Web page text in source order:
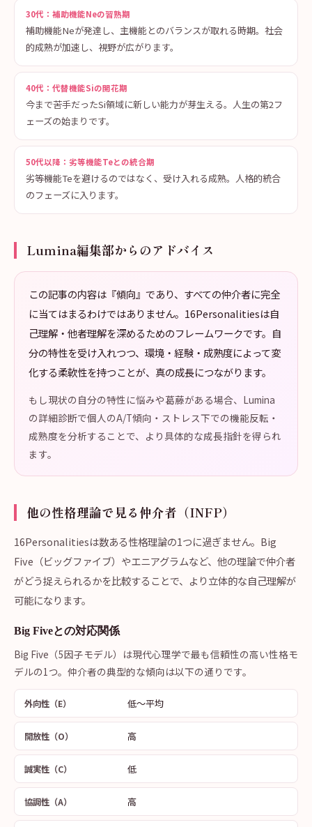
30代：補助機能Neの習熟期
補助機能Neが発達し、主機能とのバランスが取れる時期。社会
的成熟が加速し、視野が広がります。
40代：代替機能Siの開花期
今まで苦手だったSi領域に新しい能力が芽生える。人生の第2フ
ェーズの始まりです。
50代以降：劣等機能Teとの統合期
劣等機能Teを避けるのではなく、受け入れる成熟。人格的統合
のフェーズに入ります。
Lumina編集部からのアドバイス
この記事の内容は『傾向』であり、すべての仲介者に完全
に当てはまるわけではありません。16Personalitiesは自
己理解・他者理解を深めるためのフレームワークです。自
分の特性を受け入れつつ、環境・経験・成熟度によって変
化する柔軟性を持つことが、真の成長につながります。
もし現状の自分の特性に悩みや葛藤がある場合、Lumina
の詳細診断で個人のA/T傾向・ストレス下での機能反転・
成熟度を分析することで、より具体的な成長指針を得られ
ます。
他の性格理論で見る仲介者（INFP）
16Personalitiesは数ある性格理論の1つに過ぎません。Big
Five（ビッグファイブ）やエニアグラムなど、他の理論で仲介者
がどう捉えられるかを比較することで、より立体的な自己理解が
可能になります。
Big Fiveとの対応関係
Big Five（5因子モデル）は現代心理学で最も信頼性の高い性格モ
デルの1つ。仲介者の典型的な傾向は以下の通りです。
外向性（E） 低〜平均
開放性（O） 高
誠実性（C） 低
協調性（A） 高